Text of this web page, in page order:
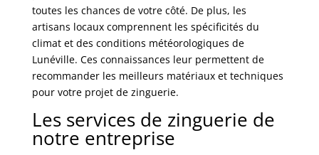
toutes les chances de votre côté. De plus, les
artisans locaux comprennent les spécificités du
climat et des conditions météorologiques de
Lunéville. Ces connaissances leur permettent de
recommander les meilleurs matériaux et techniques
pour votre projet de zinguerie.
Les services de zinguerie de
notre entreprise